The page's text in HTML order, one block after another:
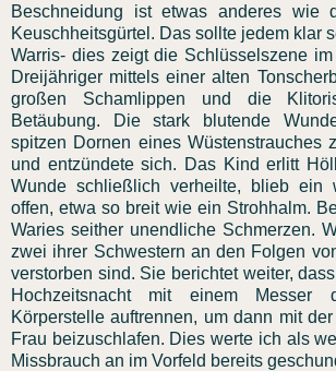
Beschneidung ist etwas anderes wie
Keuschheitsgürtel. Das sollte jedem klar
Warris- dies zeigt die Schlüsselszene
Dreijähriger mittels einer alten
großen Schamlippen und die
Betäubung. Die stark blutende
spitzen Dornen eines Wüstenstrauches
und entzündete sich. Das Kind erlitt
Wunde schließlich verheilte, blieb ein
offen, etwa so breit wie ein Strohhalm.
Waries seither unendliche Schmerzen.
zwei ihrer Schwestern an den Folgen
verstorben sind. Sie berichtet weiter,
Hochzeitsnacht mit einem Messer
Körperstelle auftrennen, um dann mit
Frau beizuschlafen. Dies werte ich als
Missbrauch an im Vorfeld bereits